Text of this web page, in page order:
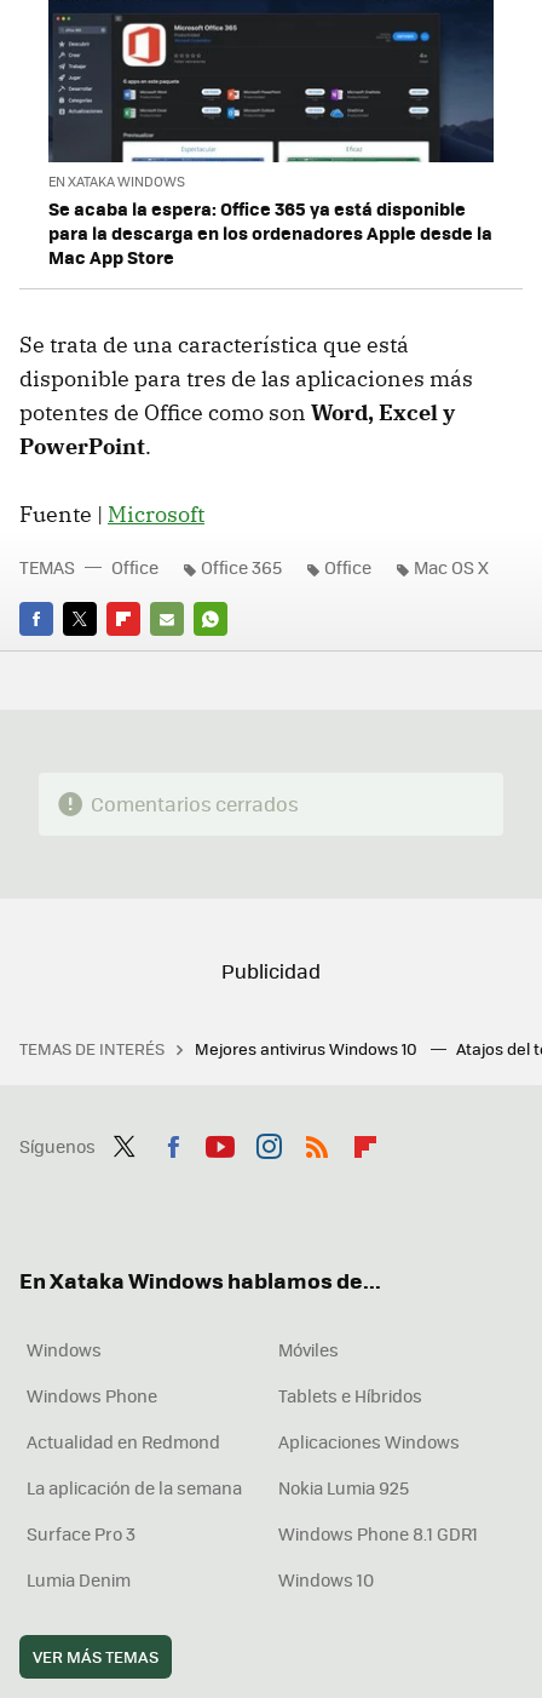
EN XATAKA WINDOWS
Se acaba la espera: Office 365 ya está disponible
para la descarga en los ordenadores Apple desde la
Mac App Store
Se trata de una característica que está
disponible para tres de las aplicaciones más
potentes de Office como son Word, Excel y
PowerPoint.
Fuente | Microsoft
FACEBOOK
TWITTERFLIPBOARD
E-
WHATSAPP
TEMAS Office Office 365 Office Mac OS X
Comentarios cerrados
TEMAS DE INTERÉS Mejores antivirus Windows 10 Atajos del
Síguenos
En Xataka Windows hablamos de...
Windows
Móviles
Windows Phone
Tablets e Híbridos
Actualidad en Redmond
Aplicaciones Windows
La aplicación de la semana
Nokia Lumia 925
Surface Pro 3
Windows Phone 8.1 GDR1
Lumia Denim
Windows 10
VER MÁS TEMAS